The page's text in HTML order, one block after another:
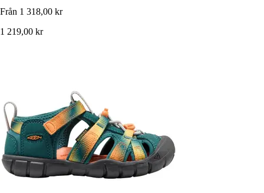
Från 1 318,00 kr
1 219,00 kr